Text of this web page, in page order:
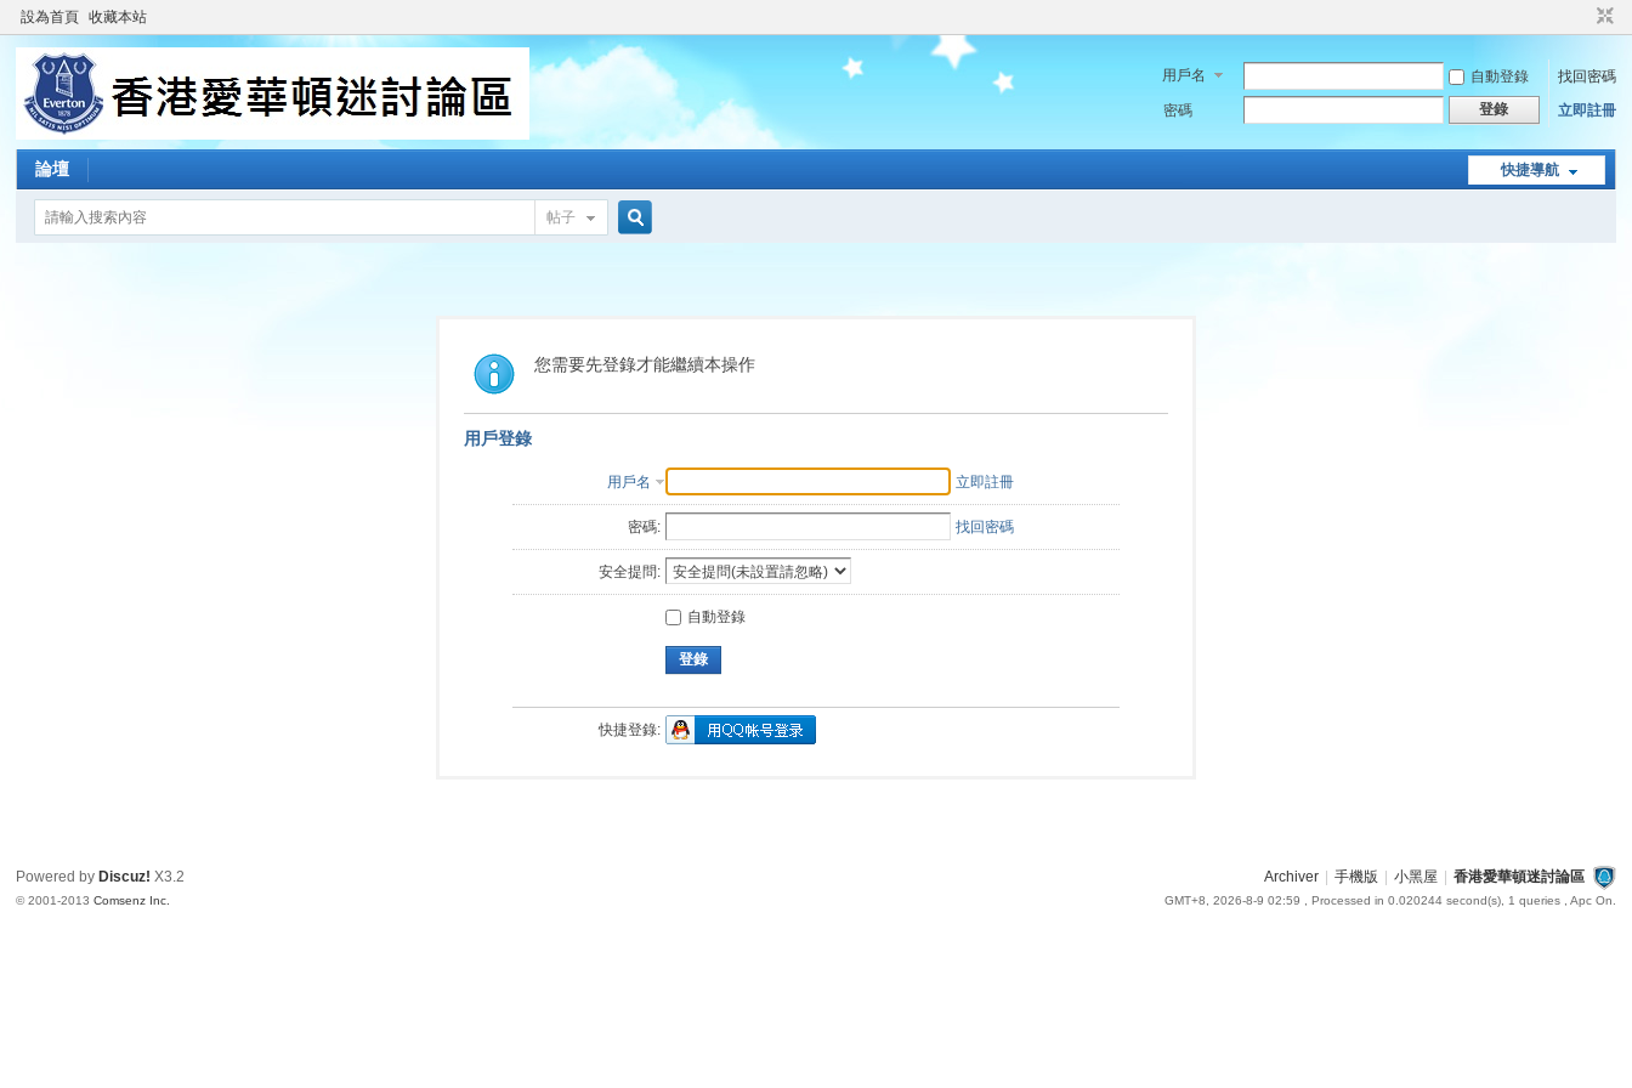
設為首頁 收藏本站
用戶名 自動登錄
找回密碼
密碼
登錄 立即註冊
快捷導航
論壇
帖子
索
您需要先登錄才能繼續本操作
用戶登錄
用戶名 立即註冊
密碼: 找回密碼
安全提問:
自動登錄
登錄
快捷登錄:
Archiver 手機版 小黑屋 香港愛華頓迷討論區
GMT+8, 2026-8-9 02:59 , Processed in 0.020244 second(s), 1 queries , Apc On.
Powered by Discuz! X3.2
© 2001-2013Comsenz Inc.